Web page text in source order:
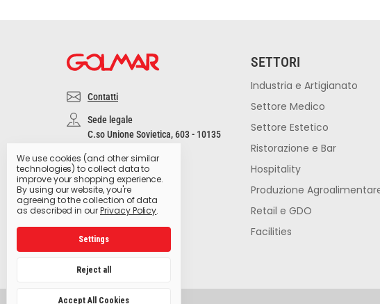
Contatti
Sede legale
C.so Unione Sovietica, 603 - 10135
Altre filiali
P.IVA 02555860010
REA 566787
SETTORI
Industria e Artigianato
Settore Medico
Settore Estetico
Ristorazione e Bar
Hospitality
Produzione
Retail e GDO
Facilities
We use cookies (and other similar
technologies) to collect data to
improve your shopping experience.
By using our website, you're
agreeing to the collection of data
as described in ourPrivacy Policy.
Settings
Reject all
Accept All Cookies